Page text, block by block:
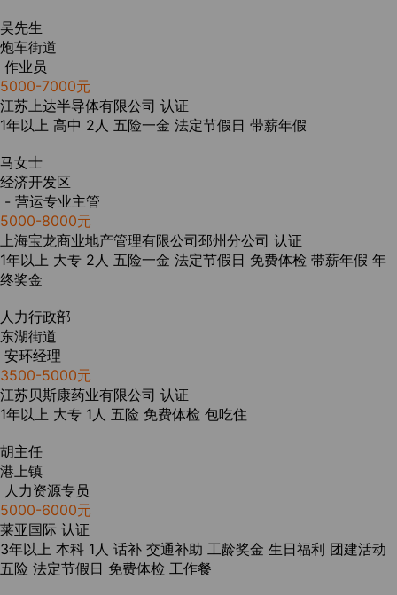
吴先生
炮车街道
作业员
5000-7000元
江苏上达半导体有限公司 认证
1年以上 高中 2人 五险一金 法定节假日 带薪年假
马女士
经济开发区
- 营运专业主管
5000-8000元
上海宝龙商业地产管理有限公司邳州分公司 认证
1年以上 大专 2人 五险一金 法定节假日 免费体检 带薪年假 年
终奖金
人力行政部
东湖街道
安环经理
3500-5000元
江苏贝斯康药业有限公司 认证
1年以上 大专 1人 五险 免费体检 包吃住
胡主任
港上镇
人力资源专员
5000-6000元
莱亚国际 认证
3年以上 本科 1人 话补 交通补助 工龄奖金 生日福利 团建活动
五险 法定节假日 免费体检 工作餐